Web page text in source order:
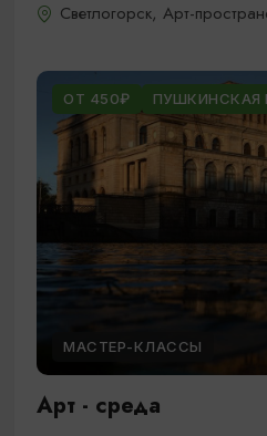
Светлогорск, Арт-
ОТ 450₽ ПУШКИНСКАЯ
МАСТЕР-КЛАССЫ
Арт - среда